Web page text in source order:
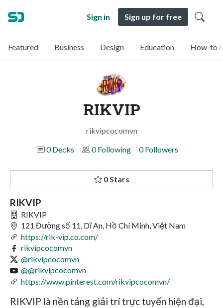
Sign in Sign up for free
Featured Business Design Education How-to
RIKVIP
rikvipcocomvn
0 Decks
0 Following 0 Followers
0 Stars
RIKVIP
RIKVIP
121 Đường số 11, Dĩ An, Hồ Chí Minh, Việt Nam
https://rik-vip.co.com/
rikvipcocomvn
@rikvipcocomvn
@@rikvipcocomvn
https://www.pinterest.com/rikvipcocomvn/
RIKVIP là nền tảng giải trí trực tuyến hiện đại,